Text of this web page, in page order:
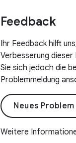
Feedback
Ihr Feedback hilft
Verbesserung dieser
Sie sich jedoch die
Problemmeldung
Neues
Weitere